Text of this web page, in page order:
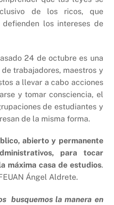
de los ricos, que
los intereses de
24 de octubre es una
trabajadores, maestros y
a llevar a cabo acciones
y tomar consciencia, el
de estudiantes y
de la misma forma.
abierto y permanente
para tocar
máxima casa de estudios.
Ángel Aldrete.
busquemos la manera en